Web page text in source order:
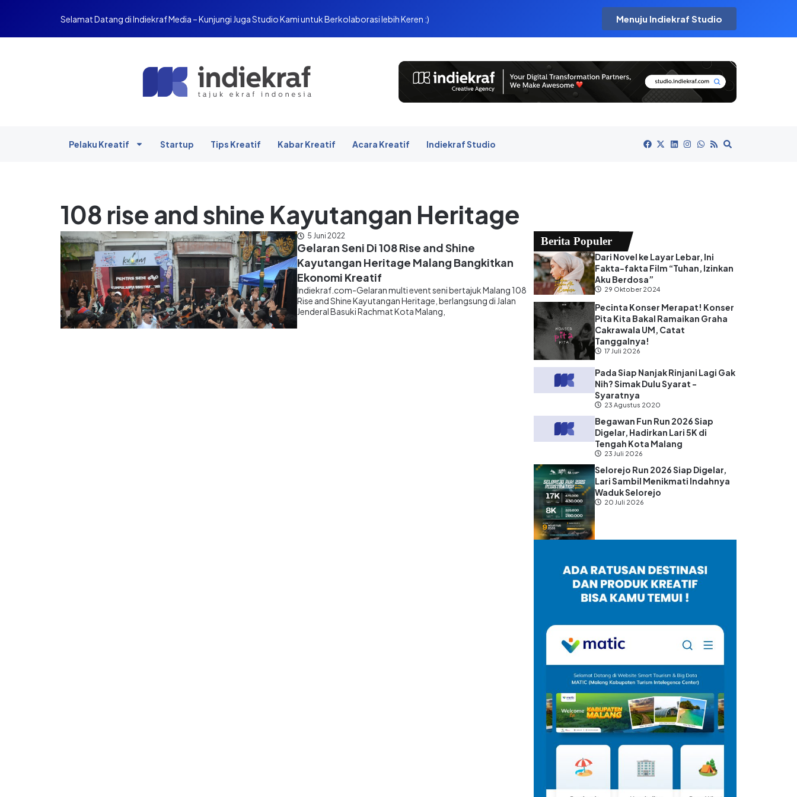
Selamat Datang di Indiekraf Media – Kunjungi Juga Studio Kami untuk Berkolaborasi lebih Keren :) Menuju Indiekraf Studio
Pelaku Kreatif Startup Tips Kreatif Kabar Kreatif Acara Kreatif Indiekraf Studio
108 rise and shine Kayutangan Heritage
5 Juni 2022
Gelaran Seni Di 108 Rise and Shine
Kayutangan Heritage Malang Bangkitkan
Ekonomi Kreatif
Indiekraf.com-Gelaran multi event seni bertajuk Malang 108
Rise and Shine Kayutangan Heritage, berlangsung di Jalan
Jenderal Basuki Rachmat Kota Malang,
Berita Populer
Dari Novel ke Layar Lebar, Ini
Fakta-fakta Film “Tuhan, Izinkan
Aku Berdosa”
29 Oktober 2024
Pecinta Konser Merapat! Konser
Pita Kita Bakal Ramaikan Graha
Cakrawala UM, Catat
Tanggalnya!
17 Juli 2026
Pada Siap Nanjak Rinjani Lagi Gak
Nih? Simak Dulu Syarat -
Syaratnya
23 Agustus 2020
Begawan Fun Run 2026 Siap
Digelar, Hadirkan Lari 5K di
Tengah Kota Malang
23 Juli 2026
Selorejo Run 2026 Siap Digelar,
Lari Sambil Menikmati Indahnya
Waduk Selorejo
20 Juli 2026